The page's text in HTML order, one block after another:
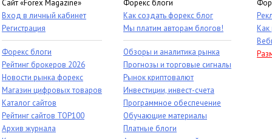
Сайт «Forex Magazine»
Вход в личный кабинет
Регистрация
Форекс блоги
Рейтинг брокеров 2026
Новости рынка форекс
Магазин цифровых товаров
Каталог сайтов
Рейтинг сайтов TOP100
Архив журнала
Форекс блоги
Как создать форекс блог
Мы платим авторам блогов!
Обзоры и аналитика рынка
Прогнозы и торговые сигналы
Рынок криптовалют
Инвестиции, инвест-счета
Программное обеспечение
Обучающие материалы
Платные блоги
Как